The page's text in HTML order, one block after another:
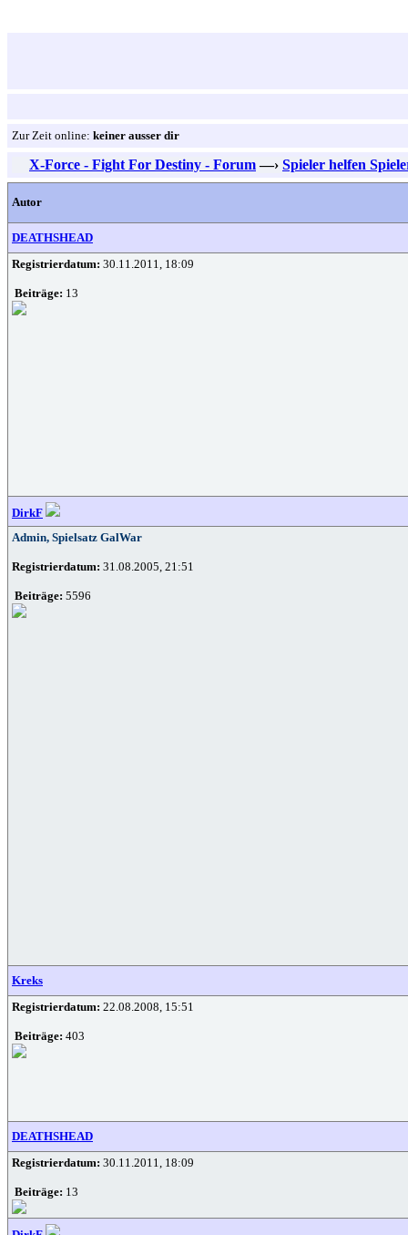
Zur Zeit online: keiner ausser dir
X-Force - Fight For Destiny - Forum —› Spieler helfen
Autor
DEATHSHEAD
Registrierdatum: 30.11.2011, 18:09
Beiträge: 13
DirkF
Admin, Spielsatz GalWar
Registrierdatum: 31.08.2005, 21:51
Beiträge: 5596
Kreks
Registrierdatum: 22.08.2008, 15:51
Beiträge: 403
DEATHSHEAD
Registrierdatum: 30.11.2011, 18:09
Beiträge: 13